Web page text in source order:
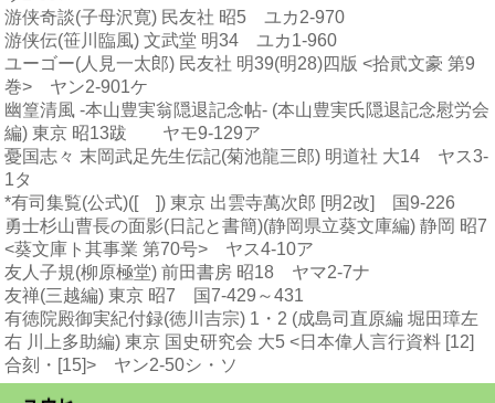
游侠奇談(子母沢寛) 民友社 昭5 ユカ2-970
游侠伝(笹川臨風) 文武堂 明34 ユカ1-960
ユーゴー(人見一太郎) 民友社 明39(明28)四版 <拾貮文豪 第9
巻> ヤン2-901ケ
幽篁清風 -本山豊実翁隠退記念帖- (本山豊実氏隠退記念慰労会
編) 東京 昭13跋 ヤモ9-129ア
憂国志々 末岡武足先生伝記(菊池龍三郎) 明道社 大14 ヤス3-
1タ
*有司集覧(公式)([ ]) 東京 出雲寺萬次郎 [明2改] 国9-226
勇士杉山曹長の面影(日記と書簡)(静岡県立葵文庫編) 静岡 昭7
<葵文庫ト其事業 第70号> ヤス4-10ア
友人子規(柳原極堂) 前田書房 昭18 ヤマ2-7ナ
友禅(三越編) 東京 昭7 国7-429～431
有徳院殿御実紀付録(徳川吉宗) 1・2 (成島司直原編 堀田璋左
右 川上多助編) 東京 国史研究会 大5 <日本偉人言行資料 [12]
合刻・[15]> ヤン2-50シ・ソ